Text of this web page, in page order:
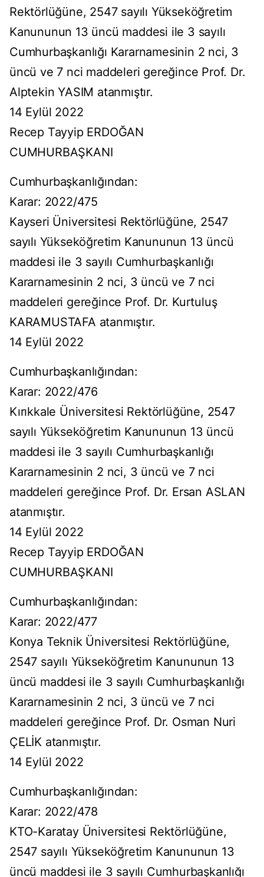
Rektörlüğüne, 2547 sayılı Yükseköğretim
Kanununun 13 üncü maddesi ile 3 sayılı
Cumhurbaşkanlığı Kararnamesinin 2 nci, 3
üncü ve 7 nci maddeleri gereğince Prof. Dr.
Alptekin YASIM atanmıştır.
14 Eylül 2022
Recep Tayyip ERDOĞAN
CUMHURBAŞKANI
Cumhurbaşkanlığından:
Karar: 2022/475
Kayseri Üniversitesi Rektörlüğüne, 2547
sayılı Yükseköğretim Kanununun 13 üncü
maddesi ile 3 sayılı Cumhurbaşkanlığı
Kararnamesinin 2 nci, 3 üncü ve 7 nci
maddeleri gereğince Prof. Dr. Kurtuluş
KARAMUSTAFA atanmıştır.
14 Eylül 2022
Cumhurbaşkanlığından:
Karar: 2022/476
Kırıkkale Üniversitesi Rektörlüğüne, 2547
sayılı Yükseköğretim Kanununun 13 üncü
maddesi ile 3 sayılı Cumhurbaşkanlığı
Kararnamesinin 2 nci, 3 üncü ve 7 nci
maddeleri gereğince Prof. Dr. Ersan ASLAN
atanmıştır.
14 Eylül 2022
Recep Tayyip ERDOĞAN
CUMHURBAŞKANI
Cumhurbaşkanlığından:
Karar: 2022/477
Konya Teknik Üniversitesi Rektörlüğüne,
2547 sayılı Yükseköğretim Kanununun 13
üncü maddesi ile 3 sayılı Cumhurbaşkanlığı
Kararnamesinin 2 nci, 3 üncü ve 7 nci
maddeleri gereğince Prof. Dr. Osman Nuri
ÇELİK atanmıştır.
14 Eylül 2022
Cumhurbaşkanlığından:
Karar: 2022/478
KTO-Karatay Üniversitesi Rektörlüğüne,
2547 sayılı Yükseköğretim Kanununun 13
üncü maddesi ile 3 sayılı Cumhurbaşkanlığı